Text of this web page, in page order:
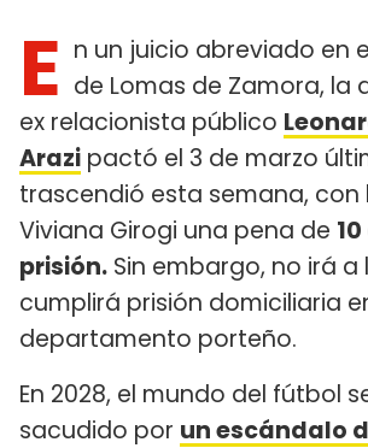
E n un juicio abreviado en
de Lomas de Zamora, la
ex relacionista público
Arazi pactó el 3 de marzo
trascendió esta semana, con
Viviana Girogi una pena de
prisión. Sin embargo, no irá a
cumplirá prisión domiciliaria
departamento porteño.
En 2028, el mundo del fútbol
sacudido por un escándalo